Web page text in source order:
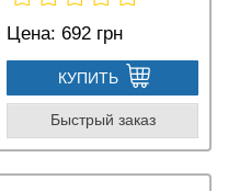
Цена: 692 грн
КУПИТЬ
Быстрый заказ